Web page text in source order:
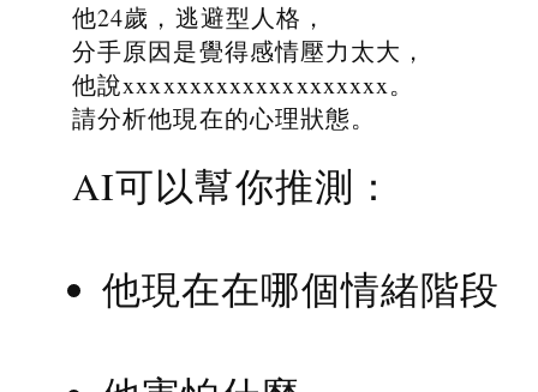
他24歲，逃避型人格，
分手原因是覺得感情壓力太大，
他說xxxxxxxxxxxxxxxxxxxx。
請分析他現在的心理狀態。
AI可以幫你推測：
他現在在哪個情緒階段